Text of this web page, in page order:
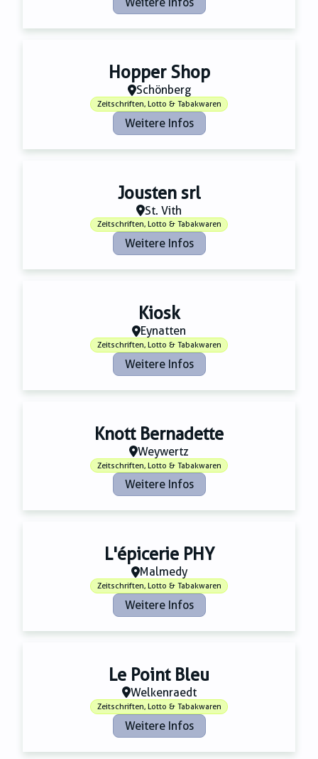
Hopper Shop
Schönberg
Zeitschriften, Lotto & Tabakwaren
Weitere Infos
Jousten srl
St. Vith
Zeitschriften, Lotto & Tabakwaren
Weitere Infos
Kiosk
Eynatten
Zeitschriften, Lotto & Tabakwaren
Weitere Infos
Knott Bernadette
Weywertz
Zeitschriften, Lotto & Tabakwaren
Weitere Infos
L'épicerie PHY
Malmedy
Zeitschriften, Lotto & Tabakwaren
Weitere Infos
Le Point Bleu
Welkenraedt
Zeitschriften, Lotto & Tabakwaren
Weitere Infos